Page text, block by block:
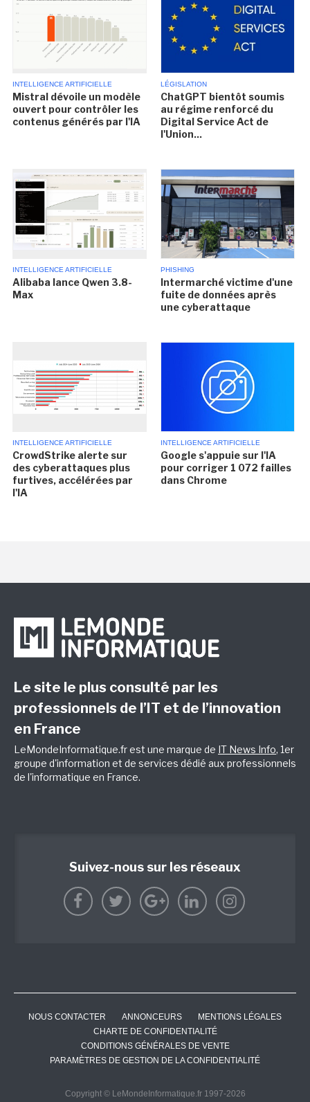
INTELLIGENCE ARTIFICIELLE
Mistral dévoile un modèle
ouvert pour contrôler les
contenus générés par l'IA
LÉGISLATION
ChatGPT bientôt soumis
au régime renforcé du
Digital Service Act de
l'Union...
INTELLIGENCE ARTIFICIELLE
Alibaba lance Qwen 3.8-
Max
PHISHING
Intermarché victime d'une
fuite de données après
une cyberattaque
INTELLIGENCE ARTIFICIELLE
CrowdStrike alerte sur
des cyberattaques plus
furtives, accélérées par
l'IA
INTELLIGENCE ARTIFICIELLE
Google s'appuie sur l'IA
pour corriger 1 072 failles
dans Chrome
Le site le plus consulté par les
professionnels de l’IT et de l’innovation
en France
LeMondeInformatique.fr est une marque de IT News Info, 1er
groupe d'information et de services dédié aux professionnels
de l'informatique en France.
Suivez-nous sur les réseaux
NOUS CONTACTER ANNONCEURS
MENTIONS LÉGALES
CHARTE DE CONFIDENTIALITÉ
CONDITIONS GÉNÉRALES DE VENTE
PARAMÈTRES DE GESTION DE LA CONFIDENTIALITÉ
Copyright © LeMondeInformatique.fr 1997-2026